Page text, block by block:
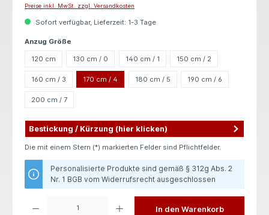
Preise inkl. MwSt. zzgl. Versandkosten
Sofort verfügbar, Lieferzeit: 1-3 Tage
Anzug Größe
120 cm 130 cm / 0 140 cm / 1 150 cm / 2
160 cm / 3 170 cm / 4 180 cm / 5 190 cm / 6
200 cm / 7
Bestickung / Kürzung (hier klicken)
Die mit einem Stern (*) markierten Felder sind Pflichtfelder.
Personalisierte Produkte sind gemäß § 312g Abs. 2
Nr. 1 BGB vom Widerrufsrecht ausgeschlossen
In den Warenkorb